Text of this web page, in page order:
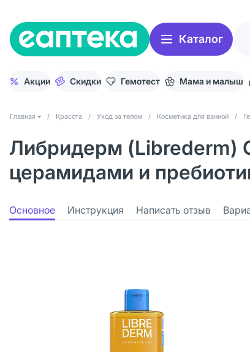
Каталог
Акции Скидки Гемотест Мама и малыш
Главная / Красота / Уход за телом / Косметика для ванной /
Либридерм (Librederm)
церамидами и
Основное Инструкция Написать отзыв